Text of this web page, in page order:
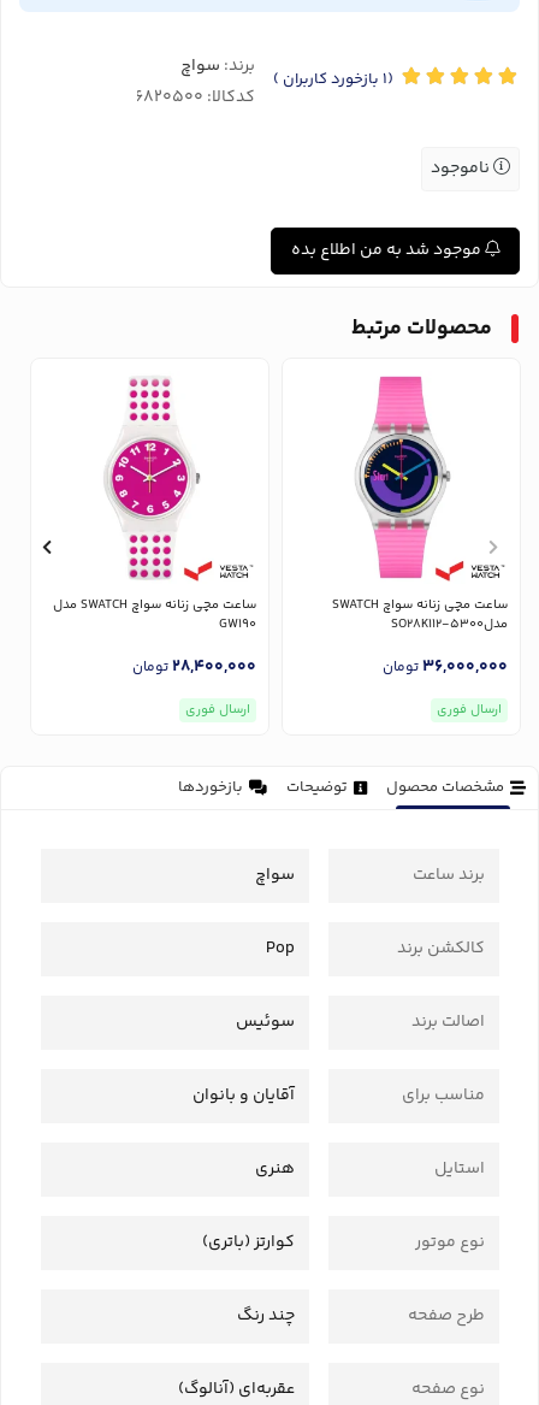
(1 بازخورد کاربران ) برند: سواچ
کدکالا:
ناموجود
موجود شد به من اطلاع بده
محصولات مرتبط
ساعت مچی زنانه سواچ SWATCH
مدلSO28K112-5300
36,000,000تومان
ارسال فوری
ساعت مچی زنانه سواچ SWATCH مدل
GW190
28,400,000تومان
ارسال فوری
مشخصات محصول توضیحات بازخوردها
برند ساعت سواچ
کالکشن برند Pop
اصالت برند سوئیس
مناسب برای آقایان و بانوان
استایل هنری
نوع موتور کوارتز (باتری)
طرح صفحه چند رنگ
نوع صفحه عقربه‌ای (آنالوگ)